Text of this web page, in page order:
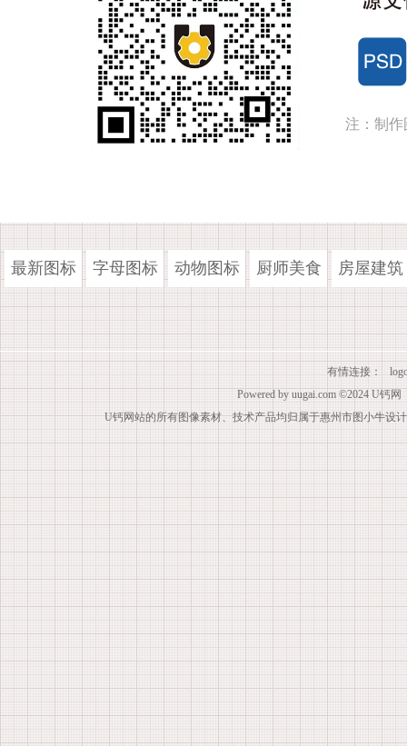
注：制作
最新图标 字母图标 动物图标 厨师美食 房屋建筑
有情连接：
Powered by uugai.com ©2024 U钙网
U钙网站的所有图像素材、技术产品均归属于惠州市图小牛设